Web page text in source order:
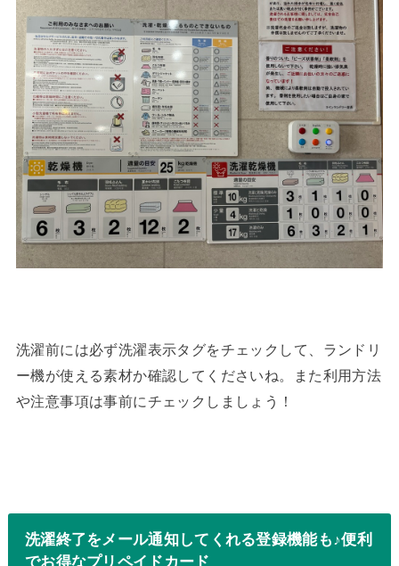
洗濯前には必ず洗濯表示タグをチェックして、ランドリ
ー機が使える素材か確認してくださいね。また利用方法
や注意事項は事前にチェックしましょう！
洗濯終了をメール通知してくれる登録機能も♪便利
でお得なプリペイドカード